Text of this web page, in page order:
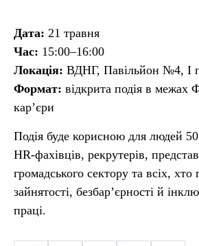
Дата: 21 травня
Час: 15:00–16:00
Локація: ВДНГ, Павільйон №4, І
Формат: відкрита подія в межах
кар’єри
Подія буде корисною для людей
HR-фахівців, рекрутерів,
громадського сектору та всіх,
зайнятості, безбар’єрності й
праці.